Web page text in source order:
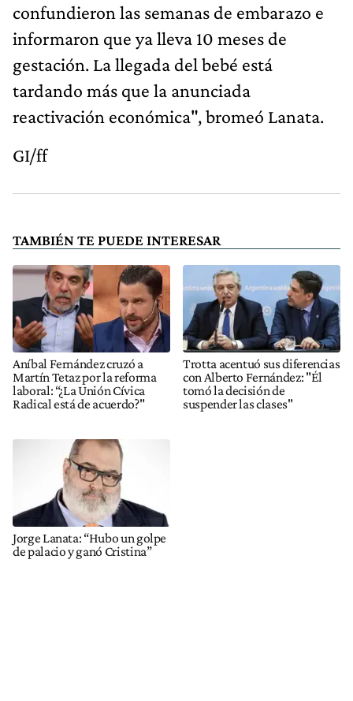
confundieron las semanas de embarazo e
informaron que ya lleva 10 meses de
gestación. La llegada del bebé está
tardando más que la anunciada
reactivación económica", bromeó Lanata.
GI/ff
TAMBIÉN TE PUEDE INTERESAR
Aníbal Fernández cruzó a
Martín Tetaz por la reforma
laboral: “¿La Unión Cívica
Radical está de acuerdo?"
Trotta acentuó sus diferencias
con Alberto Fernández: "Él
tomó la decisión de
suspender las clases"
Jorge Lanata: “Hubo un golpe
de palacio y ganó Cristina”